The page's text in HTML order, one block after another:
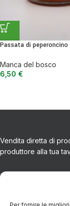
Passata di
o bruschette 200 g
Manca del bosco
6,50 €
Vendita diretta di
produttore alla tua